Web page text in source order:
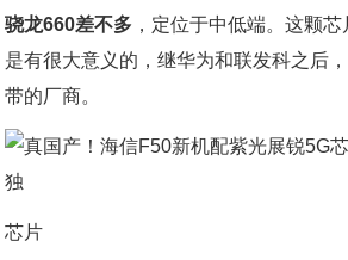
骁龙660差不多 ，定位于中低端。这颗
是有很大意义的，继华为和联发科之后
带的厂商。
芯片